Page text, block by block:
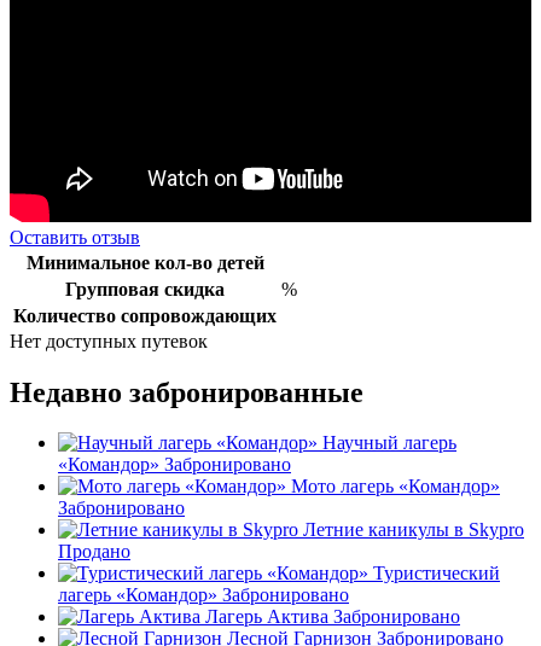
Оставить отзыв
Минимальное кол-во детей
Групповая скидка
%
Количество сопровождающих
Нет доступных путевок
Недавно забронированные
Научный лагерь
«Командор» Забронировано
Мото лагерь «Командор»
Забронировано
Летние каникулы в Skypro
Продано
Туристический
лагерь «Командор» Забронировано
Лагерь Актива Забронировано
Лесной Гарнизон Забронировано